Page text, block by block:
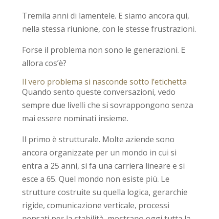
Tremila anni di lamentele. E siamo ancora qui,
nella stessa riunione, con le stesse frustrazioni.
Forse il problema non sono le generazioni. E
allora cos’è?
Il vero problema si nasconde sotto l’etichetta
Quando sento queste conversazioni, vedo
sempre due livelli che si sovrappongono senza
mai essere nominati insieme.
Il primo è strutturale. Molte aziende sono
ancora organizzate per un mondo in cui si
entra a 25 anni, si fa una carriera lineare e si
esce a 65. Quel mondo non esiste più. Le
strutture costruite su quella logica, gerarchie
rigide, comunicazione verticale, processi